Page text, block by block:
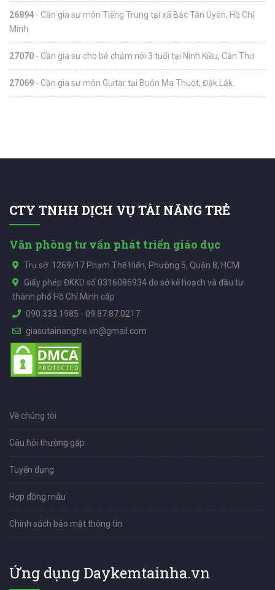
26894 - Cần gia sư môn Tiếng Trung tại xã Bắc Tân Uyên, Hồ Chí
Minh
27070 - Cần gia sư cho bé chậm nói 3 tuổi tại Ninh Kiều, Cần Thơ
27069 - Cần gia sư môn Guitar tại Buôn Ma Thuột, Đắk Lắk.
CTY TNHH DỊCH VỤ TÀI NĂNG TRẺ
Văn phòng tư vấn phát triển giáo dục
Trụ sở: 1269/17 Phạm Thế Hiển, Phường 5, Quận 8, HCM
Giấy phép ĐKKD số 0316086934 do sở kế hoạch và đầu tư
thành phố Hồ Chí Minh cấp
090.333.1985 - 09.87.87.0217
giasutainangtre.vn@gmail.com
Về chúng tôi
Câu hỏi thường gặp
Tuyển dụng
Hợp đồng mẫu
Chính sách bảo mật thông tin
Ứng dụng Daykemtainha.vn